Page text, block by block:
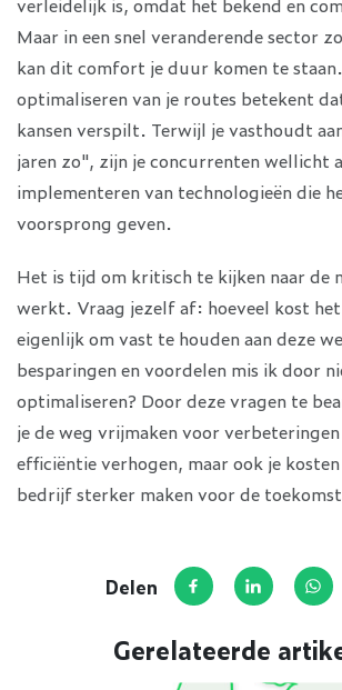
Maar in een snel veranderende sector
kan dit comfort je duur komen te
optimaliseren van je routes betekent
kansen verspilt. Terwijl je vasthoudt
jaren zo", zijn je concurrenten wellicht
implementeren van technologieën die
voorsprong geven.
Het is tijd om kritisch te kijken naar de
werkt. Vraag jezelf af: hoeveel kost
eigenlijk om vast te houden aan deze
besparingen en voordelen mis ik door
optimaliseren? Door deze vragen te
je de weg vrijmaken voor
efficiëntie verhogen, maar ook je
bedrijf sterker maken voor de
Delen Deel op Facebook
Deel via
Gerelateerde